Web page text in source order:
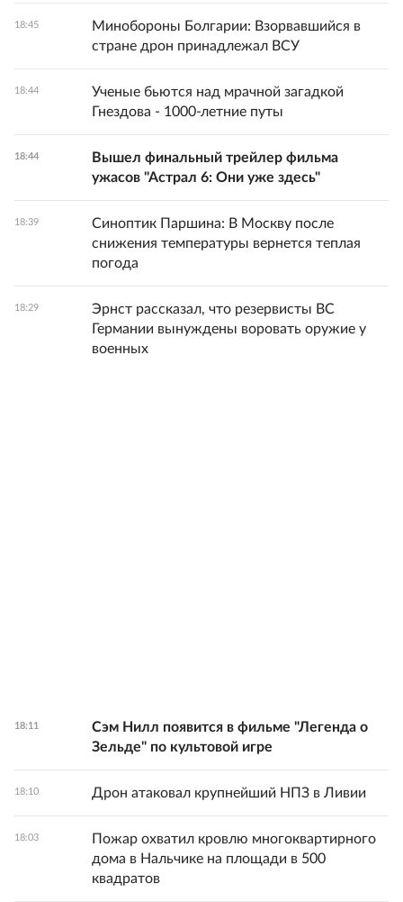
18:45
Минобороны Болгарии: Взорвавшийся в
стране дрон принадлежал ВСУ
18:44
Ученые бьются над мрачной загадкой
Гнездова - 1000-летние путы
18:44
Вышел финальный трейлер фильма
ужасов "Астрал 6: Они уже здесь"
18:39
Синоптик Паршина: В Москву после
снижения температуры вернется теплая
погода
18:29
Эрнст рассказал, что резервисты ВС
Германии вынуждены воровать оружие у
военных
18:11
Сэм Нилл появится в фильме "Легенда о
Зельде" по культовой игре
18:10 Дрон атаковал крупнейший НПЗ в Ливии
18:03
Пожар охватил кровлю многоквартирного
дома в Нальчике на площади в 500
квадратов